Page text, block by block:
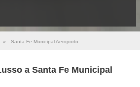
» Santa Fe Municipal Aeroporto
a Santa Fe Municipal